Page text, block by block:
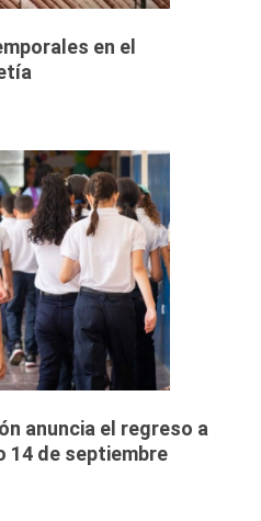
en el
anuncia el regreso a
14 de septiembre